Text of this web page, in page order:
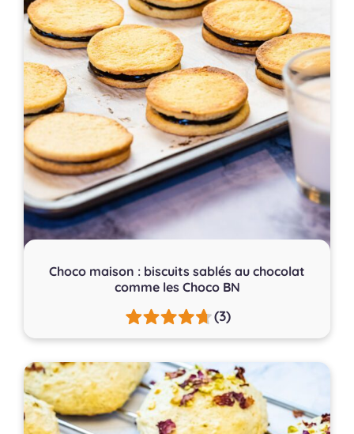
Choco maison : biscuits sablés au chocolat
comme les Choco BN
(3)